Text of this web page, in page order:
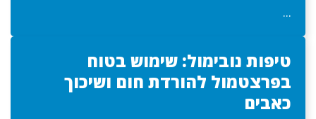
...
טיפות נובימול: שימוש בטוח
בפרצטמול להורדת חום ושיכוך
כאבים